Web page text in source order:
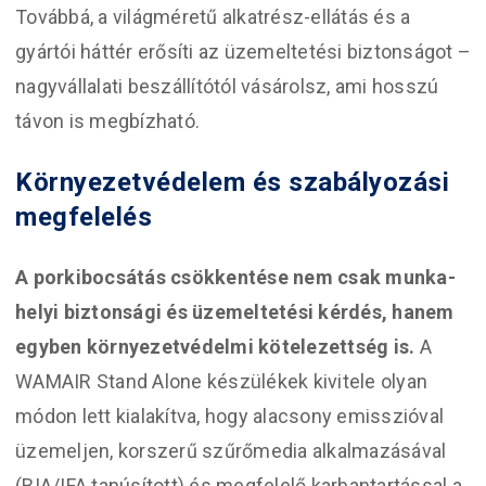
Továbbá, a világméretű alkatrész-ellátás és a
gyártói háttér erősíti az üzemeltetési biztonságot –
nagyvállalati beszállítótól vásárolsz, ami hosszú
távon is megbízható.
Környezetvédelem és szabályozási
megfelelés
A porkibocsátás csökkentése nem csak munka­
helyi biztonsági és üzemeltetési kérdés, hanem
egyben környezetvédelmi kötelezettség is. A
WAMAIR Stand Alone készülékek kivitele olyan
módon lett kialakítva, hogy alacsony emisszióval
üzemeljen, korszerű szűrőmedia alkalmazásával